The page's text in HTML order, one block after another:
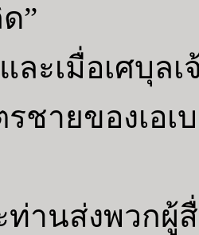
”
เมื่อเศบุลเจ้
รชายของเอ
านส่งพวกผู้